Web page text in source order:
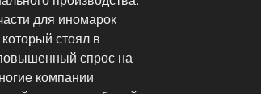
для иномарок
стоял в
спрос на
компании